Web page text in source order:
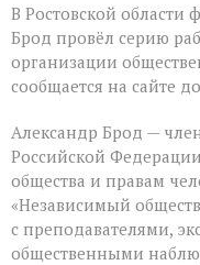
В Ростовской области
Брод провёл серию
организации
сообщается на сайте
Александр Брод —
Российской
общества и правам
«Независимый
с преподавателями,
общественными